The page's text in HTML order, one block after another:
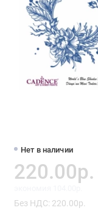
Нет в наличии
220.00р.
Без НДС: 220.00р.